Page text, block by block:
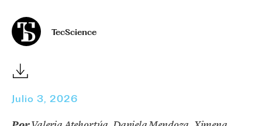
TecScience
Julio 3, 2026